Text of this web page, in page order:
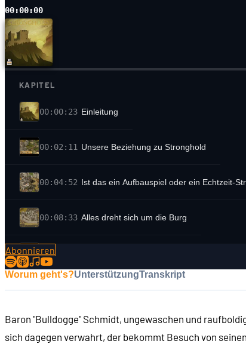
00:00:00
KAPITEL
00:00:23 Einleitung
00:02:11 Unsere Beziehung zu Stronghold
00:04:52 Ist das ein Aufbauspiel oder ein Echtzeit-
00:08:33 Alles dreht sich um die Burg
00:10:24
00:16:47 Der Aufbau-Part: Bauernhöfe, Baustoffe
Abonnieren
Worum geht's?UnterstützungTranskript
Baron "Bulldogge" Schmidt, ungewaschen und
sich dagegen verwahrt, der bekommt Besuch von